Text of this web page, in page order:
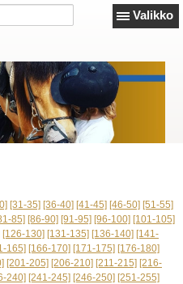
Valikko
[31-35] [36-40] [41-45] [46-50] [51-55]
85] [86-90] [91-95] [96-100] [101-105]
[126-130] [131-135] [136-140] [141-
165] [166-170] [171-175] [176-180]
[201-205] [206-210] [211-215] [216-
240] [241-245] [246-250] [251-255]